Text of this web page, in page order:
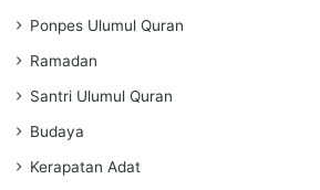
Ponpes Ulumul Quran
Ramadan
Santri Ulumul Quran
Budaya
Kerapatan Adat